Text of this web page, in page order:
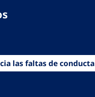
las faltas de conducta